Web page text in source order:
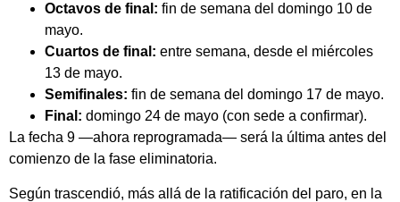
Octavos de final: fin de semana del domingo 10 de
mayo.
Cuartos de final: entre semana, desde el miércoles
13 de mayo.
Semifinales: fin de semana del domingo 17 de mayo.
Final: domingo 24 de mayo (con sede a confirmar).
La fecha 9 —ahora reprogramada— será la última antes del
comienzo de la fase eliminatoria.
Según trascendió, más allá de la ratificación del paro, en la